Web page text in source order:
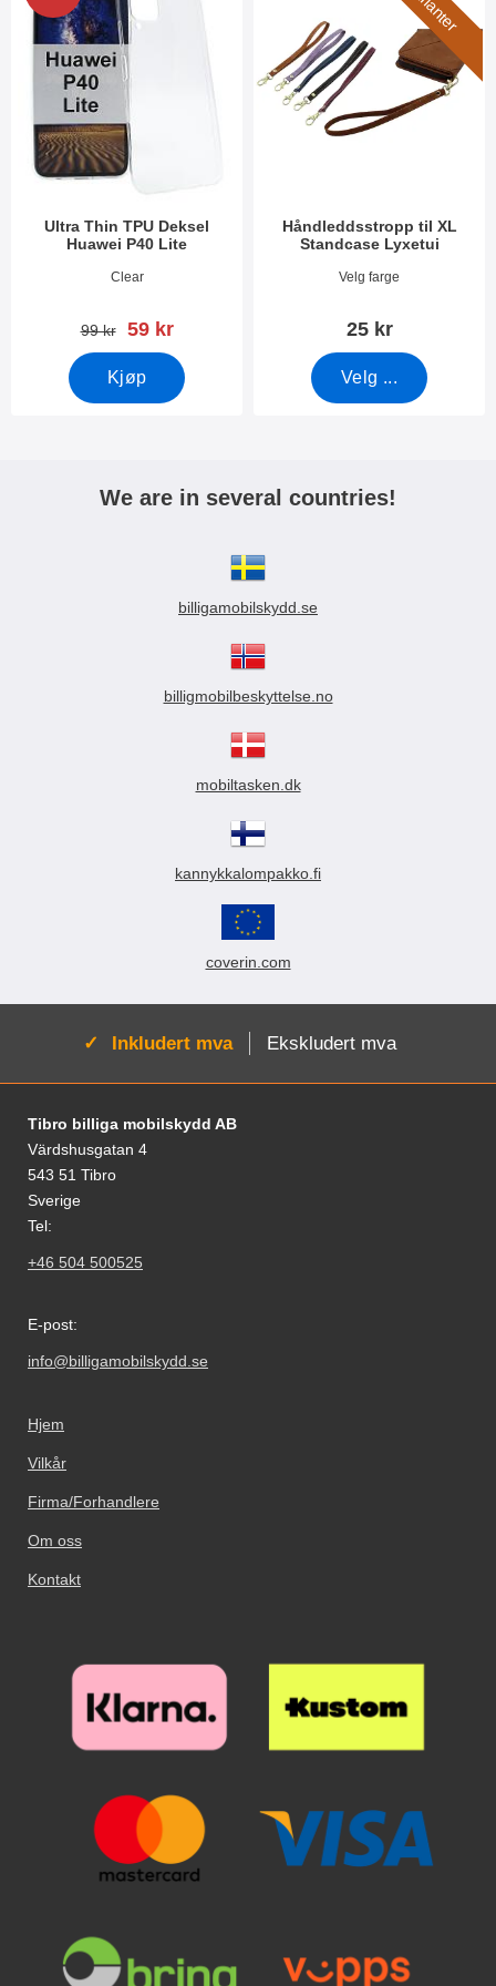
Ultra Thin TPU Deksel
Huawei P40 Lite
Varenummer 35740
Clear
gammel pris
99 kr ny pris
59 kr
Kjøp
Håndleddsstropp til XL
Standcase Lyxetui
Varenummer 50276
Velg farge
25 kr
Velg ...
We are in several countries!
billigamobilskydd.se
billigmobilbeskyttelse.no
mobiltasken.dk
kannykkalompakko.fi
coverin.com
Aktiv:
Inkludert mva Ekskludert mva
Footer-innhold Blandet informasjon og
Tibro billiga mobilskydd AB
Värdshusgatan 4
543 51 Tibro
Sverige
Tel:
+46 504 500525
E-post:
info@billigamobilskydd.se
Hjem
Vilkår
Firma/Forhandlere
Om oss
Kontakt